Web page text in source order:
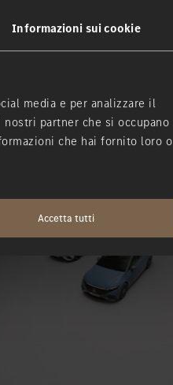
Informazioni sui cookie
media e per analizzare il
partner che si occupano
che hai fornito loro o
Accetta tutti